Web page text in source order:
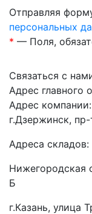
Отправляя
персональных
* — Поля,
Связаться с
Адрес главного
Адрес
г.Дзержинск,
Адреса складов:
Нижегородская
Б
г.Казань, улица